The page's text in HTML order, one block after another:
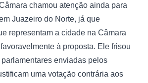
chamou atenção ainda para
Juazeiro do Norte, já que
representam a cidade na Câmara
à proposta. Ele frisou
enviadas pelos
uma votação contrária aos